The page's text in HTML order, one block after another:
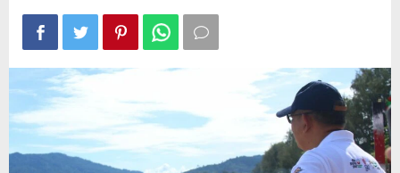
Mancanegara